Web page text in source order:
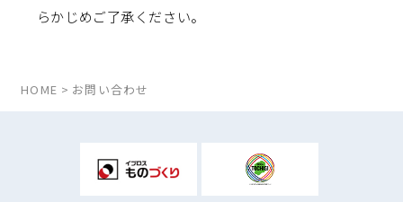
らかじめご了承ください。
HOME お問い合わせ